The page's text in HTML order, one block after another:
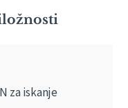
za iskanje